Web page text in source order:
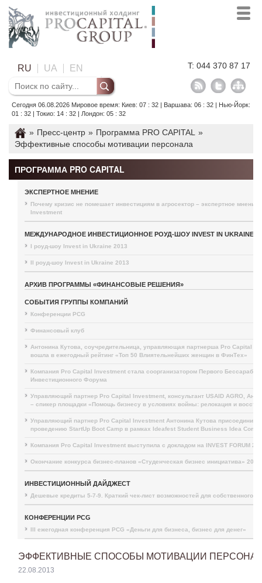
RU UA EN T: 044 370 87 17
Сегодня 06.08.2026 Мировое время: Киев: 07 : 32 | Варшава: 06 : 32 | Нью-Йорк:
01 : 32 | Токио: 14 : 32 | Лондон: 05 : 32
» Пресс-центр » Программа PRO CAPITAL
»
Эффективные способы мотивации персонала
ПРОГРАММА PRO CAPITAL
ЭКСПЕРТНОЕ МНЕНИЕ
Почему кризис не помешает инвестициям в агросектор – экспертное мнение
Investment
МЕЖДУНАРОДНОЕ ИНВЕСТИЦИОННОЕ РОУД-ШОУ INVEST IN UKRAINE
I роуд-шоу Invest in Ukraine 2013
II роуд-шоу Invest in Ukraine 2013
АРХИВ ПРОГРАММЫ «ФИНАНСОВЫЕ РЕШЕНИЯ»
СОБЫТИЯ ГРУППЫ КОМПАНИЙ
Конференции PCG
Финансовый клуб
Антонина Кутова, соучредительница, управляющая партнерша Pro Capital
вошла в ежегодный рейтинг «Топ 50 Влиятельнейших женщин в ФинТех»
Компания Pro Capital Investment стала соорганизатором Первого
Инвестиционного Форума
Управляющий партнер Pro Capital Investment, консультант USAID AGRO,
– спикер площадки «Помощь бизнесу в условиях войны: релокация и
Управляющий партнер Pro Capital Investment Антонина Кутова
проведению StartUp Boot Camp в рамках Ideafest Student Business Idea
Компания Pro Capital Investment выступила с докладом на INVEST FORUM
Окончание конкурса бизнес-планов «Студенческая бизнес инициатива» 2019
ИНВЕСТИЦИОННЫЙ ДАЙДЖЕСТ
Дешевые кредиты 5-7-9. Краткий чек-лист возможностей для собственного
КОНФЕРЕНЦИИ PCG
III ежегодная конференция PCG «Деньги для бизнеса, бизнес для денег»
ЭФФЕКТИВНЫЕ СПОСОБЫ МОТИВАЦИИ
22.08.2013